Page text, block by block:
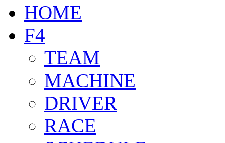
HOME
F4
TEAM
MACHINE
DRIVER
RACE